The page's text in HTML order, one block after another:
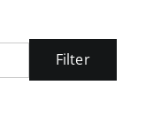
Filter